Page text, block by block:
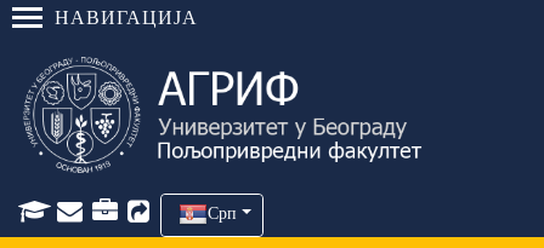
НАВИГАЦИЈА
Срп